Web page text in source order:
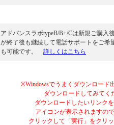
アドバンスラボtypeB/B+/Cは新規ご購
が終了後も継続して電話サポートをご
も可能です。 詳しくはこちら
※Windowsでうまくダウンロード
ダウンロードしてみてくだ
ダウンロードしたいリンクを
アイコンが表示されますので
クリックして「実行」をクリッ